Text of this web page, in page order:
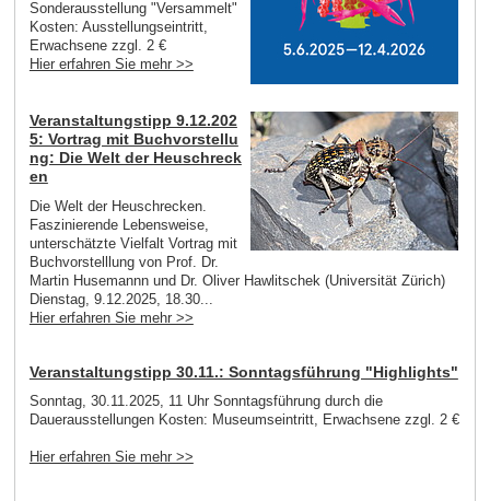
Sonderausstellung "Versammelt"
Kosten: Ausstellungseintritt,
Erwachsene zzgl. 2 €
Hier erfahren Sie mehr >>
Veranstaltungstipp 9.12.202
5: Vortrag mit Buchvorstellu
ng: Die Welt der Heuschreck
en
Die Welt der Heuschrecken.
Faszinierende Lebensweise,
unterschätzte Vielfalt Vortrag mit
Buchvorstelllung von Prof. Dr.
Martin Husemannn und Dr. Oliver Hawlitschek (Universität Zürich)
Dienstag, 9.12.2025, 18.30...
Hier erfahren Sie mehr >>
Veranstaltungstipp 30.11.: Sonntagsführung "Highlights"
Sonntag, 30.11.2025, 11 Uhr Sonntagsführung durch die
Dauerausstellungen Kosten: Museumseintritt, Erwachsene zzgl. 2 €
Hier erfahren Sie mehr >>